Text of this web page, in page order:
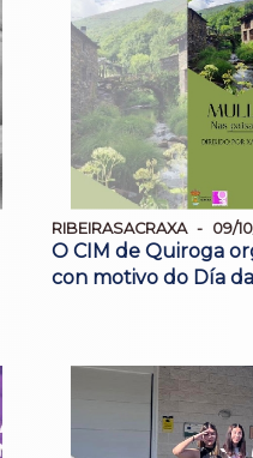
RIBEIRASACRAXA 09/
O CIM de Quiroga
con motivo do Día